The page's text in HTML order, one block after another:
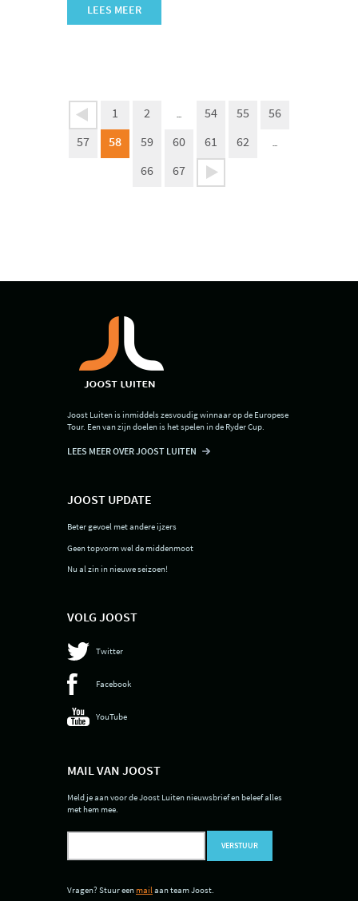
LEES MEER
1 2 ... 54 55
56
57
58 59 60 61 62 ...
66 67
Joost Luiten is inmiddels zesvoudig winnaar op de Europese
Tour. Een van zijn doelen is het spelen in de Ryder Cup.
LEES MEER OVER JOOST LUITEN
JOOST UPDATE
Beter gevoel met andere ijzers
Geen topvorm wel de middenmoot
Nu al zin in nieuwe seizoen!
VOLG JOOST
Twitter
Facebook
YouTube
MAIL VAN JOOST
Meld je aan voor de Joost Luiten nieuwsbrief en beleef alles
met hem mee.
VERSTUUR
Vragen? Stuur een mailaan team Joost.